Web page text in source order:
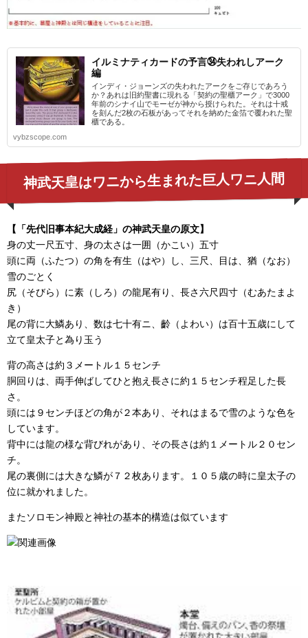
イルミナティカードの予言㉞失われしアーク
編
インディ・ジョーンズの失われたアークをご存じであろう
か？あれは旧約聖書に現れる「契約の聖櫃アーク」で3000
年前のシナイ山でモーゼが神から授けられた。それは十戒
を刻んだ2枚の石板があってそれを納めた金箔で覆われた聖
櫃である。
vybzscope.com
神武天皇はワニから生まれた巨人ワニ人間
【「先代旧事本紀大成経」の神武天皇の原文】
身の丈一尺五寸、身の太さは一囲（かこい）五寸
頭に両（ふたつ）の角を有生（はや）し、三尺、目は、猶（なお）
雪のごとく
尻（そびら）に素（しろ）の龍尾有り、長さ六尺四寸（むあたまよ
き）
尾の背に大鱗あり、数は七十有ニ、齡（よわい）は百十五歳にして
立て皇太子と為り玉う
背の高さは約３メートル１５センチ
胴回りは、両手伸ばしてひと抱え長さに約１５センチ程足した長
さ。
頭には９センチほどの角が２本あり、それはまるで雪のような色を
しています。
背中には龍の様な背びれがあり、その長さは約１メートル２０セン
チ。
尾の裏側には大きな鱗が７２枚あります。１０５歳の時に皇太子の
位に就かれました。
またソロモン神殿と神社の基本的構造は似ています